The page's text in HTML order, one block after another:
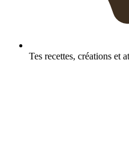
Tes recettes, créations et